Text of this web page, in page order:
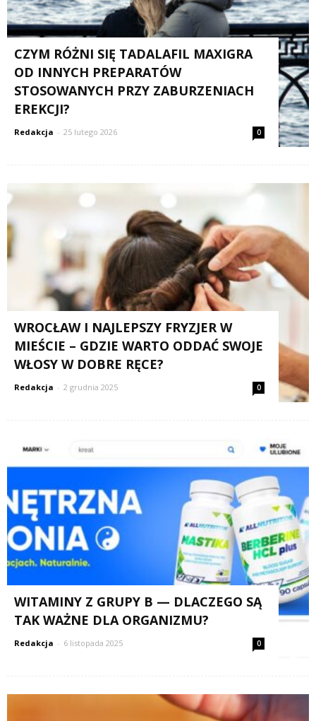
CZYM RÓŻNI SIĘ TADALAFIL MAXIGRA
OD INNYCH PREPARATÓW
STOSOWANYCH PRZY ZABURZENIACH
EREKCJI?
Redakcja - 25 lutego 2026 0
WROCŁAW I NAJLEPSZY FRYZJER W
MIEŚCIE – GDZIE WARTO ODDAĆ SWOJE
WŁOSY W DOBRE RĘCE?
Redakcja - 2 grudnia 2025 0
WITAMINY Z GRUPY B — DLACZEGO SĄ
TAK WAŻNE DLA ORGANIZMU?
Redakcja - 6 listopada 2025 0